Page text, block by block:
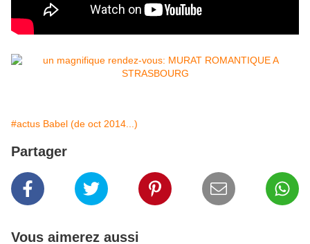
#actus Babel (de oct 2014...)
Partager
Vous aimerez aussi